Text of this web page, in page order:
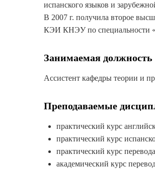
испанского языков и
В 2007 г. получила второе
КЭИ КНЭУ по специальности
Занимаемая
Ассистент кафедры теории и
Преподаваемые
практический курс
практический курс
практический курс
академический курс